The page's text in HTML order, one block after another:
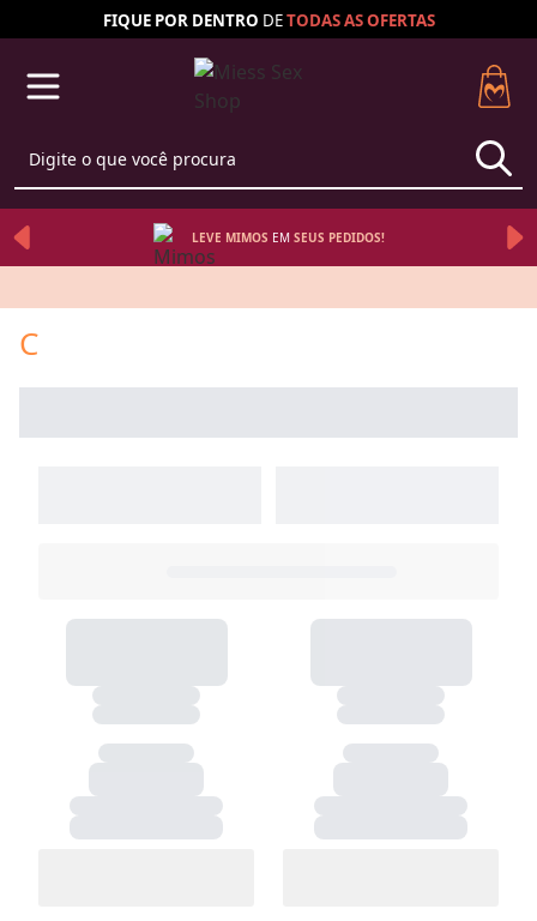
FIQUE POR DENTRO DETODAS ASOFERTAS
LEVE MIMOS EM SEUS PEDIDOS!
C